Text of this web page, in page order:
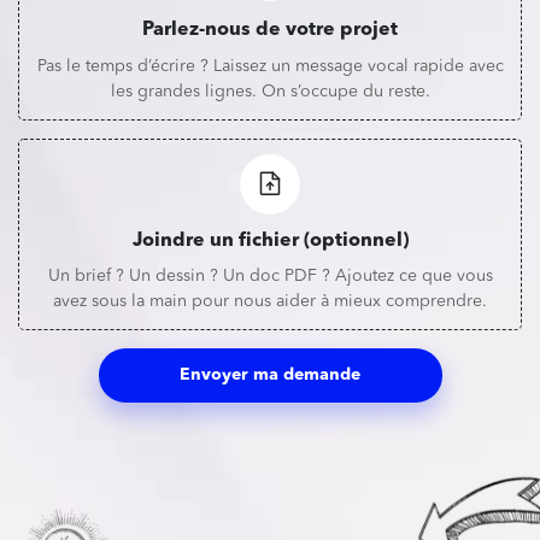
Parlez-nous de votre projet
Pas le temps d’écrire ? Laissez un message vocal rapide avec
les grandes lignes. On s’occupe du reste.
Joindre un fichier (optionnel)
Un brief ? Un dessin ? Un doc PDF ? Ajoutez ce que vous
avez sous la main pour nous aider à mieux comprendre.
Envoyer ma demande